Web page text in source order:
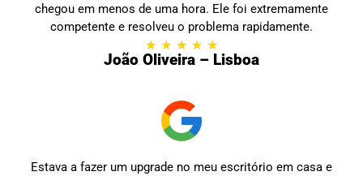
chegou em menos de uma hora. Ele foi extremamente
competente e resolveu o problema rapidamente.
★ ★ ★ ★ ★
João Oliveira – Lisboa
Estava a fazer um upgrade no meu escritório em casa e